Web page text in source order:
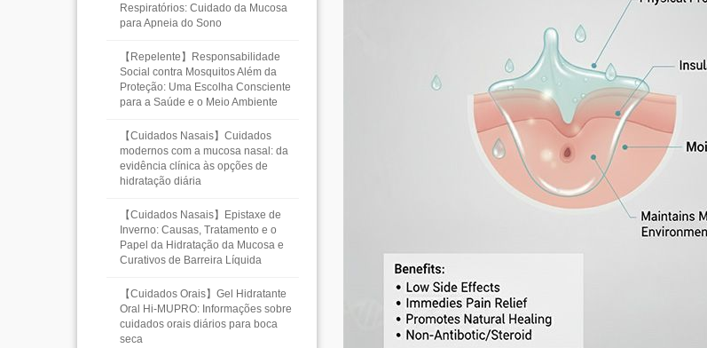
Respiratórios: Cuidado da Mucosa
para Apneia do Sono
【Repelente】Responsabilidade
Social contra Mosquitos Além da
Proteção: Uma Escolha Consciente
para a Saúde e o Meio Ambiente
【Cuidados Nasais】Cuidados
modernos com a mucosa nasal: da
evidência clínica às opções de
hidratação diária
【Cuidados Nasais】Epistaxe de
Inverno: Causas, Tratamento e o
Papel da Hidratação da Mucosa e
Curativos de Barreira Líquida
【Cuidados Orais】Gel Hidratante
Oral Hi-MUPRO: Informações sobre
cuidados orais diários para boca
seca